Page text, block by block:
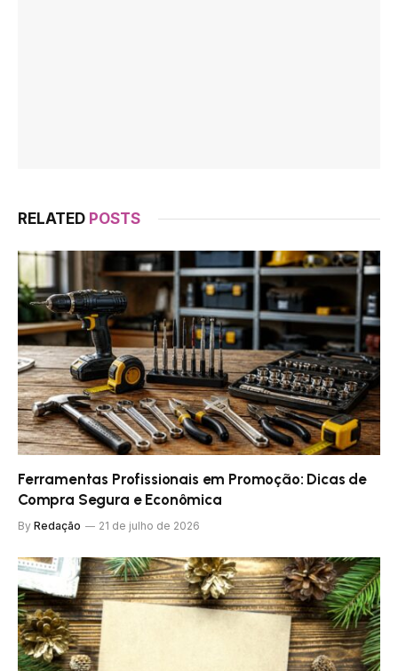
RELATED POSTS
Ferramentas Profissionais em Promoção: Dicas de
Compra Segura e Econômica
By Redação 21 de julho de 2026